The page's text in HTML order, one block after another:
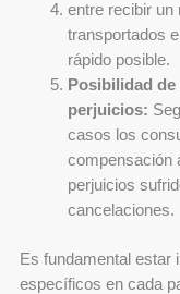
entre recibir un
transportados
rápido posible.
Posibilidad
perjuicios:
casos los
compensación
perjuicios
cancelaciones.
Es fundamental estar
específicos en cada